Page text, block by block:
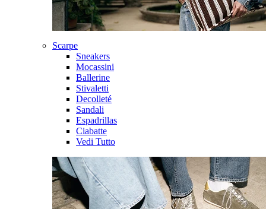
Scarpe
Sneakers
Mocassini
Ballerine
Stivaletti
Decolleté
Sandali
Espadrillas
Ciabatte
Vedi Tutto